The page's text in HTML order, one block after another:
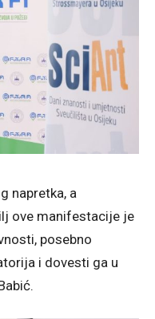
napretka, a
ove manifestacije je
posebno
i dovesti ga u